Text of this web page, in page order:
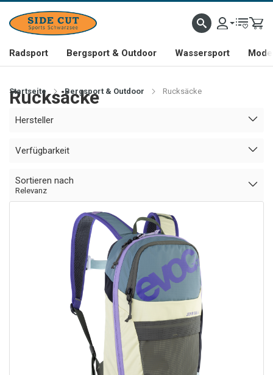
Radsport Bergsport & Outdoor Wassersport
Startseite Bergsport & Outdoor Rucksäcke
Rucksäcke
Hersteller
Verfügbarkeit
Sortieren nach
Relevanz